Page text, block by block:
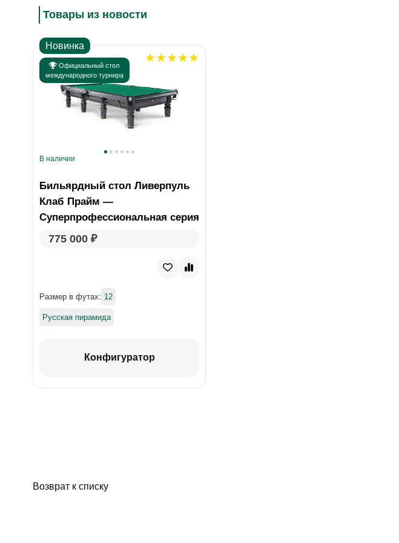
Товары из новости
Официальный стол
международного турнира
Новинка
В наличии
Бильярдный стол Ливерпуль
Клаб Прайм —
Суперпрофессиональная серия
775 000 ₽
Размер в футах: 12
Русская пирамида
Конфигуратор
Возврат к списку